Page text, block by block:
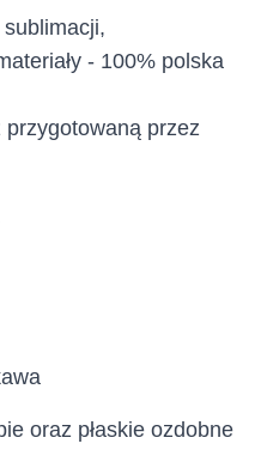
- 100% polska
przez
oraz płaskie ozdobne